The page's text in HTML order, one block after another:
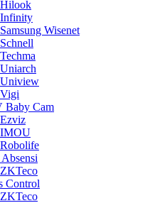
Wisenet
Baby Cam
IMOU
Control